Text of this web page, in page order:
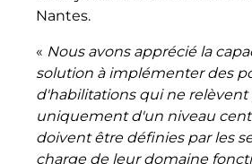
Nantes.
« Nous avons apprécié la
solution à implémenter des
d'habilitations qui ne relèvent
uniquement d'un niveau
doivent être définies par les
charge de leur domaine